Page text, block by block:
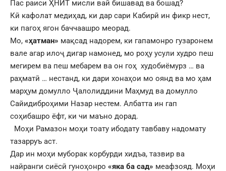
Пас раиси ҲНИТ мисли вай бишавад ва бошад?
Кӣ кафолат медиҳад, ки дар сари Кабирӣ ин фикр нест,
ки пагоҳ ягон баччаашро меорад.
Мо, «ҳатман» мақсад надорем, ки гапамонро гузаронем
вале агар илоҷ дигар намонед, мо роҳу усули худро пеш
мегирем ва пеш мебарем ва он гоҳ худобиёмурз … ва
раҳматӣ … нестанд, ки дари хонаҳои мо оянд ва мо ҳам
марҳум домулло Ҷалолиддини Маҳмуд ва домулло
Сайидиброҳими Назар нестем. Албатта ин гап
соҳибашро ёфт, ки чи маъно дорад.
Моҳи Рамазон моҳи тоату ибодату тавбаву надомату
тазарруъ аст.
Дар ин моҳи муборак корбурди хидъа, тазвир ва
найранги сиёсӣ гуноҳонро «яка ба сад» меафзояд. Моҳи